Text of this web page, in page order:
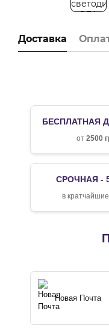
Доставка
БЕСПЛАТНАЯ
от 2500
СРОЧНАЯ -
в
Новая Почта